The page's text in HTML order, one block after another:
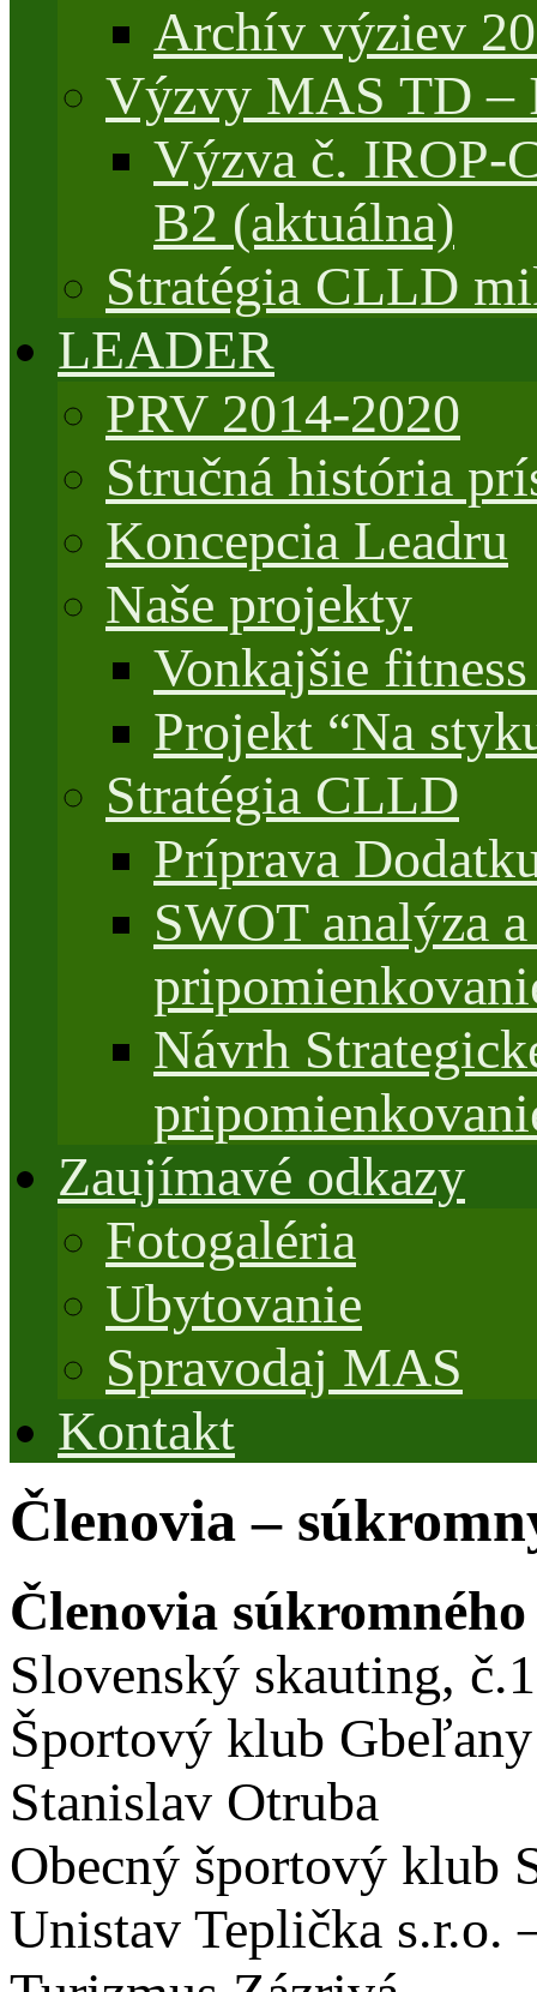
Archív výziev
Výzvy MAS TD –
Výzva č. IROP-
B2 (aktuálna)
Stratégia CLLD
LEADER
PRV 2014-2020
Stručná história
Koncepcia Leadru
Naše projekty
Vonkajšie
Projekt “Na
Stratégia CLLD
Príprava
SWOT analýza
Návrh
Zaujímavé odkazy
Fotogaléria
Ubytovanie
Spravodaj MAS
Kontakt
Členovia –
Členovia
Slovenský skauting,
Športový klub Gbeľany
Stanislav Otruba
Obecný športový klub
Unistav Teplička s.r.o.